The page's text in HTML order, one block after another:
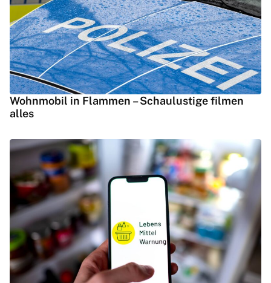
Wohnmobil in Flammen – Schaulustige filmen
alles